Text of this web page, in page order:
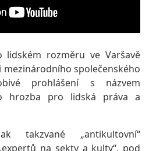
lidském rozměru ve Varšavě
mezinárodního společenského
prohlášení s názvem
hrozba pro lidská práva a
takzvané „antikultovní“
na sekty a kulty“, pod